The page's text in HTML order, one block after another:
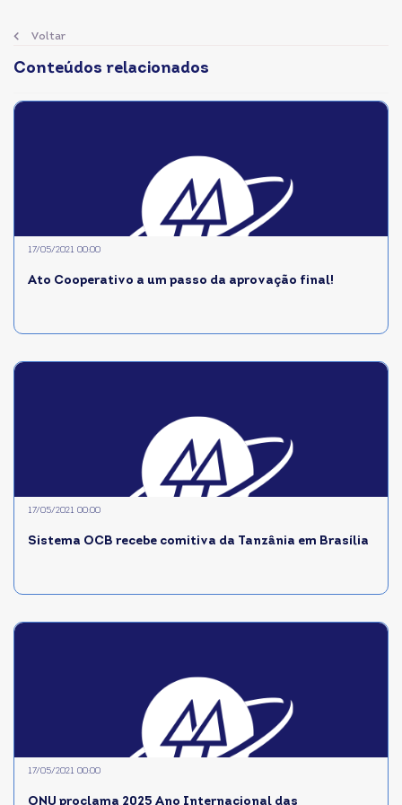
Voltar
Conteúdos relacionados
Ato Cooperativo a um passo da aprovação final!
17/05/2021 00:00
Sistema OCB recebe comitiva da Tanzânia em Brasília
17/05/2021 00:00
ONU proclama 2025 Ano Internacional das
17/05/2021 00:00